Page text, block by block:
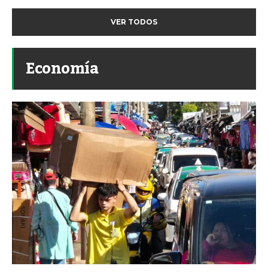
VER TODOS
Economía